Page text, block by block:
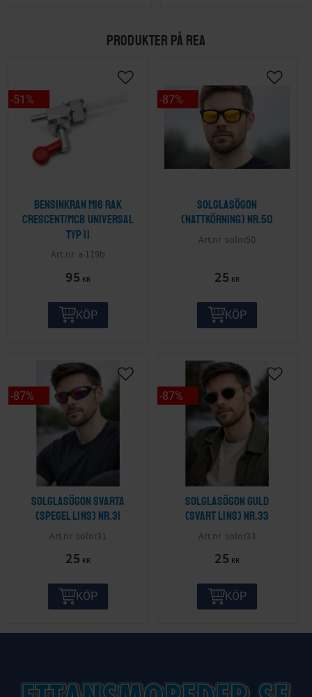
PRODUKTER PÅ REA
Bensinkran M16 Rak
Crescent/MCB Universal
Typ II
a-119b
95 KR
51 %
KÖP
Solglasögon
(nattkörning) nr.50
solnr50
25 KR
87%
KÖP
Solglasögon svarta
(spegel lins) nr.31
solnr31
25 KR
87%
KÖP
Solglasögon guld
(svart lins) nr.33
solnr33
25 KR
87%
KÖP